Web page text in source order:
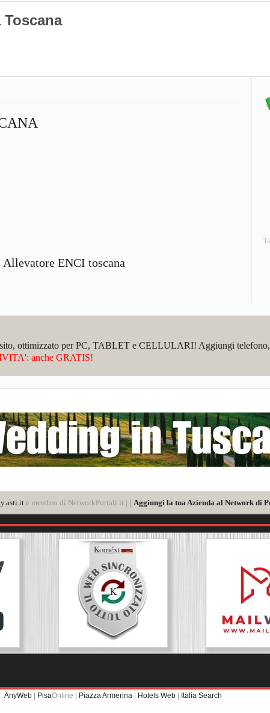
Toscana
ENCI toscana
ottimizzato per PC, TABLET e CELLULARI! Aggiungi
anche GRATIS!
è membro di NetworkPortali.it | [ Aggiungi la tua Azienda al Network di
AnyWeb | PisaOnline | Piazza Armerina | Hotels Web | Italia Search